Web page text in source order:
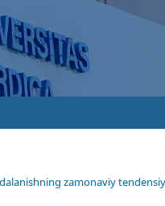
zamonaviy